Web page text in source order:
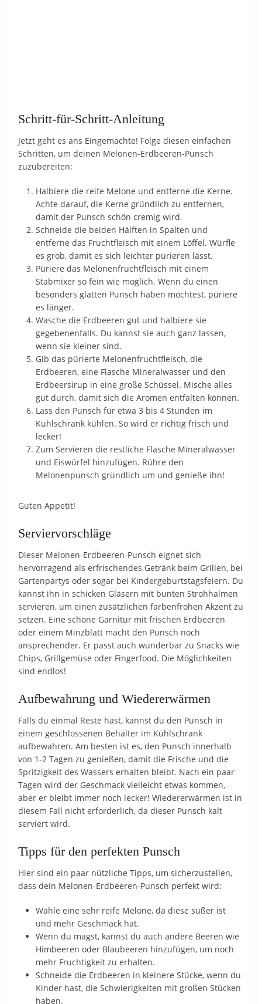
Schritt-für-Schritt-Anleitung
Jetzt geht es ans Eingemachte! Folge diesen einfachen
Schritten, um deinen Melonen-Erdbeeren-Punsch
zuzubereiten:
Halbiere die reife Melone und entferne die Kerne.
Achte darauf, die Kerne gründlich zu entfernen,
damit der Punsch schön cremig wird.
Schneide die beiden Hälften in Spalten und
entferne das Fruchtfleisch mit einem Löffel. Würfle
es grob, damit es sich leichter pürieren lässt.
Püriere das Melonenfruchtfleisch mit einem
Stabmixer so fein wie möglich. Wenn du einen
besonders glatten Punsch haben möchtest, püriere
es länger.
Wasche die Erdbeeren gut und halbiere sie
gegebenenfalls. Du kannst sie auch ganz lassen,
wenn sie kleiner sind.
Gib das pürierte Melonenfruchtfleisch, die
Erdbeeren, eine Flasche Mineralwasser und den
Erdbeersirup in eine große Schüssel. Mische alles
gut durch, damit sich die Aromen entfalten können.
Lass den Punsch für etwa 3 bis 4 Stunden im
Kühlschrank kühlen. So wird er richtig frisch und
lecker!
Zum Servieren die restliche Flasche Mineralwasser
und Eiswürfel hinzufügen. Rühre den
Melonenpunsch gründlich um und genieße ihn!
Guten Appetit!
Serviervorschläge
Dieser Melonen-Erdbeeren-Punsch eignet sich
hervorragend als erfrischendes Getränk beim Grillen, bei
Gartenpartys oder sogar bei Kindergeburtstagsfeiern. Du
kannst ihn in schicken Gläsern mit bunten Strohhalmen
servieren, um einen zusätzlichen farbenfrohen Akzent zu
setzen. Eine schöne Garnitur mit frischen Erdbeeren
oder einem Minzblatt macht den Punsch noch
ansprechender. Er passt auch wunderbar zu Snacks wie
Chips, Grillgemüse oder Fingerfood. Die Möglichkeiten
sind endlos!
Aufbewahrung und Wiedererwärmen
Falls du einmal Reste hast, kannst du den Punsch in
einem geschlossenen Behälter im Kühlschrank
aufbewahren. Am besten ist es, den Punsch innerhalb
von 1-2 Tagen zu genießen, damit die Frische und die
Spritzigkeit des Wassers erhalten bleibt. Nach ein paar
Tagen wird der Geschmack vielleicht etwas kommen,
aber er bleibt immer noch lecker! Wiedererwärmen ist in
diesem Fall nicht erforderlich, da dieser Punsch kalt
serviert wird.
Tipps für den perfekten Punsch
Hier sind ein paar nützliche Tipps, um sicherzustellen,
dass dein Melonen-Erdbeeren-Punsch perfekt wird:
Wähle eine sehr reife Melone, da diese süßer ist
und mehr Geschmack hat.
Wenn du magst, kannst du auch andere Beeren wie
Himbeeren oder Blaubeeren hinzufügen, um noch
mehr Fruchtigkeit zu erhalten.
Schneide die Erdbeeren in kleinere Stücke, wenn du
Kinder hast, die Schwierigkeiten mit großen Stücken
haben.